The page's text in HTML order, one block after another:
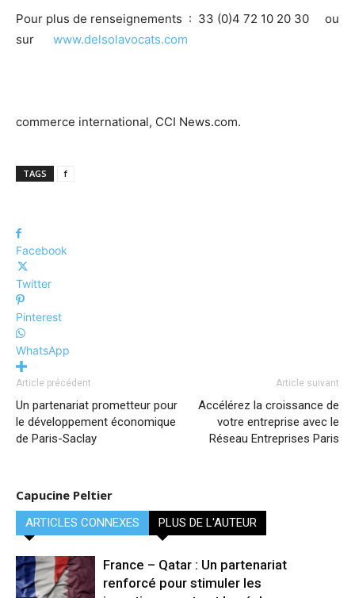
Pour plus de renseignements : 33 (0)4 72 10 20 30 ou
sur www.delsolavocats.com
commerce international, CCI News.com.
TAGS f
Facebook
Twitter
Pinterest
WhatsApp
Article précédent
Un partenariat prometteur pour
le développement économique
de Paris-Saclay
Article suivant
Accélérez la croissance de
votre entreprise avec le
Réseau Entreprises Paris
Capucine Peltier
ARTICLES CONNEXES PLUS DE L'AUTEUR
France – Qatar : Un partenariat
renforcé pour stimuler les